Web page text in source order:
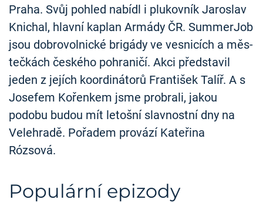
Praha. Svůj pohled nabídl i plukovník Jaroslav
Knichal, hlavní kaplan Armády ČR. Sum­merJ­ob
jsou dob­ro­vol­nic­ké bri­gá­dy ve ves­ni­cích a měs­
teč­kách čes­ké­ho po­hra­ni­čí. Akci představil
jeden z jejích koordinátorů František Talíř. A s
Josefem Kořenkem jsme probrali, jakou
podobu budou mít letošní slavnostní dny na
Velehradě. Pořadem provází Kateřina
Rózsová.
Populární epizody